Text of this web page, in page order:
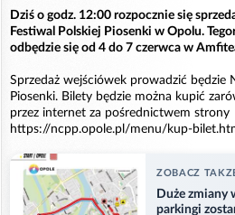
Dziś o godz. 12:00 rozpocznie się
Festiwal Polskiej Piosenki w Opolu.
odbędzie się od 4 do 7 czerwca w
Sprzedaż wejściówek prowadzić będzie
Piosenki. Bilety będzie można kupić
przez internet za pośrednictwem strony
https://ncpp.opole.pl/menu/kup-
ZOBACZ
Duże zmiany
parkingi